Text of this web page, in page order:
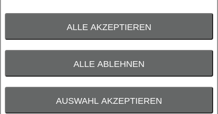
ALLE AKZEPTIEREN
ALLE ABLEHNEN
AUSWAHL AKZEPTIEREN
Wohnambiente. Mit seinem liebevoll